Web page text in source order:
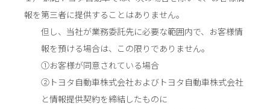
報を第三者に提供することはありません。
但し、当社が業務委託先に必要な範囲内で、お客様情
報を預ける場合は、この限りでありません。
①お客様が同意されている場合
②トヨタ自動車株式会社およびトヨタ自動車株式会社
と情報提供契約を締結したものに